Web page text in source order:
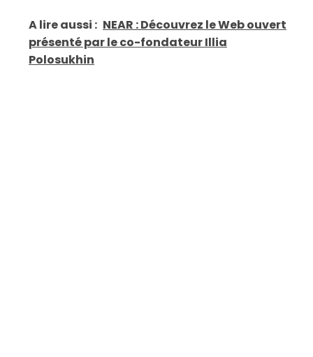
A lire aussi : NEAR : Découvrez le Web ouvert
présenté par le co-fondateur Illia
Polosukhin